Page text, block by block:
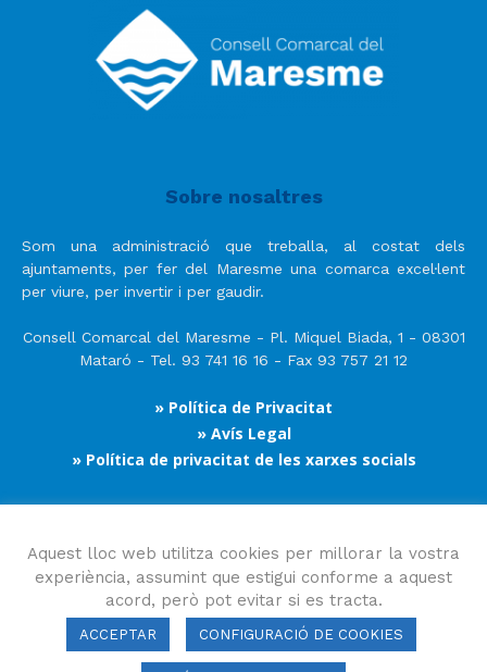
Sobre nosaltres
Som una administració que treballa, al costat dels
ajuntaments, per fer del Maresme una comarca excel·lent
per viure, per invertir i per gaudir.
Consell Comarcal del Maresme - Pl. Miquel Biada, 1 - 08301
Mataró - Tel. 93 741 16 16 - Fax 93 757 21 12
» Política de Privacitat
» Avís Legal
» Política de privacitat de les xarxes socials
Segueix-nos
Aquest lloc web utilitza cookies per millorar la vostra
experiència, assumint que estigui conforme a aquest
acord, però pot evitar si es tracta.
ACCEPTAR CONFIGURACIÓ DE COOKIES